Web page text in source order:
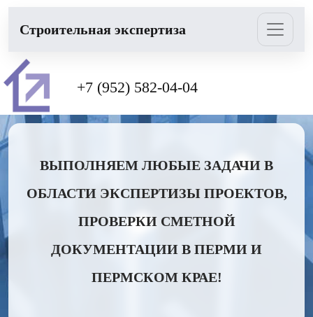
Cтроительная экспертиза
+7 (952) 582-04-04
ВЫПОЛНЯЕМ ЛЮБЫЕ ЗАДАЧИ В
ОБЛАСТИ ЭКСПЕРТИЗЫ ПРОЕКТОВ,
ПРОВЕРКИ СМЕТНОЙ
ДОКУМЕНТАЦИИ В ПЕРМИ И
ПЕРМСКОМ КРАЕ!